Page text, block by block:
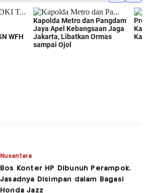
Nusantara
Bos Konter HP Dibunuh Perampok,
Jasadnya Disimpan dalam Bagasi
Honda Jazz